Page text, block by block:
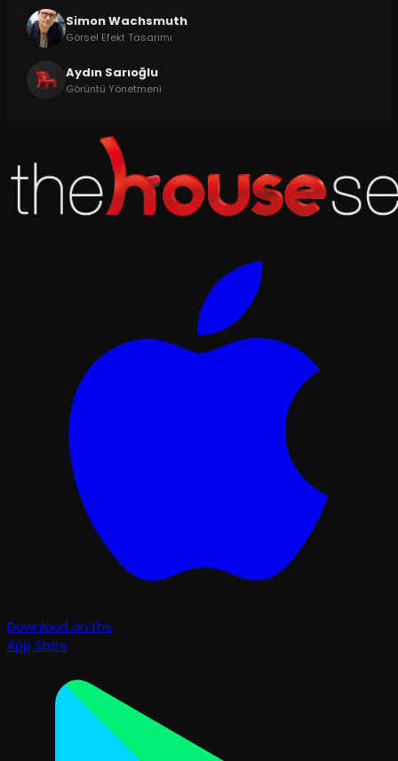
Simon Wachsmuth
Görsel Efekt Tasarımı
Aydın Sarıoğlu
Görüntü Yönetmeni
Download on the
App Store